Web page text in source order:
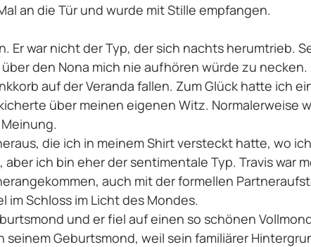
an die Tür und wurde mit Stille empfangen.
Er war nicht der Typ, der sich nachts herumtrieb.
den Nona mich nie aufhören würde zu necken.
auf der Veranda fallen. Zum Glück hatte ich
über meinen eigenen Witz. Normalerweise
die ich in meinem Shirt versteckt hatte, wo
ich bin eher der sentimentale Typ. Travis war
auch mit der formellen
im Schloss im Licht des Mondes.
und er fiel auf einen so schönen
seinem Geburtsmond, weil sein familiärer